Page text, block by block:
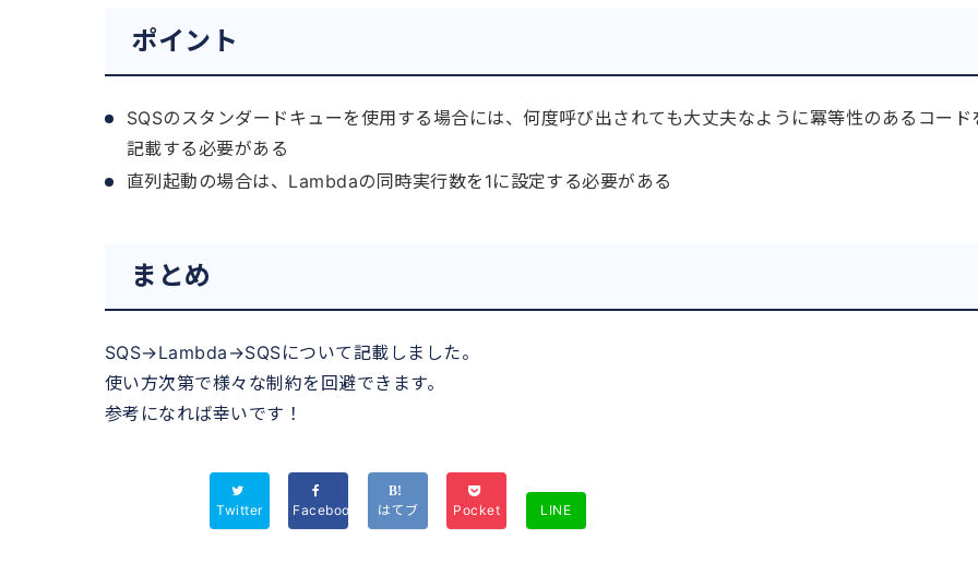
ポイント
SQSのスタンダードキューを使用する場合には、何度呼び出されても大丈夫なように冪等性のあるコード
記載する必要がある
直列起動の場合は、Lambdaの同時実行数を1に設定する必要がある
まとめ
SQS→Lambda→SQSについて記載しました。
使い方次第で様々な制約を回避できます。
参考になれば幸いです！
Twitter Facebook はてブ Pocket LINE